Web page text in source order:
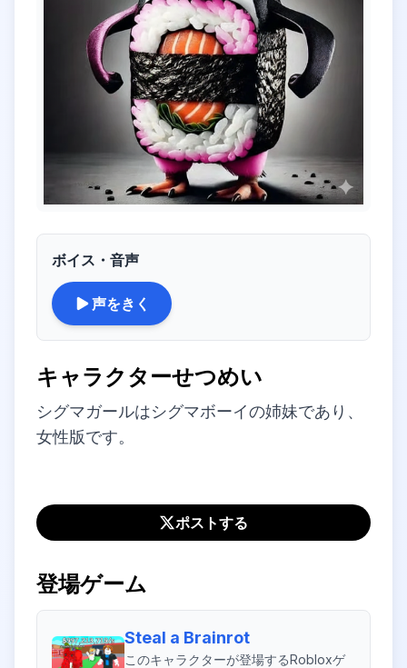
ボイス・音声
声をきく
キャラクターせつめい
シグマガールはシグマボーイの姉妹であり、
女性版です。
ポストする
登場ゲーム
Steal a Brainrot
このキャラクターが登場するRobloxゲ